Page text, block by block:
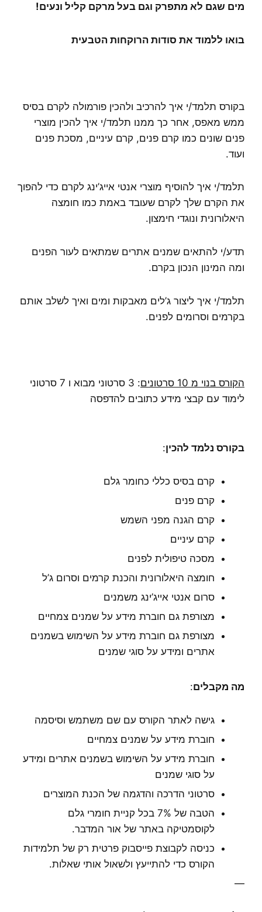
קוסמטיקה
לפנים
מים שגם לא מתפרק וגם בעל מרקם קליל ונעים!
בואו ללמוד את סודות הרוקחות הטבעית
בקורס תלמד/י איך להרכיב ולהכין פורמולה לקרם בסיס
ממש מאפס, אחר כך ממנו תלמד/י איך להכין מוצרי
פנים שונים כמו קרם פנים, קרם עיניים, מסכת פנים
ועוד.
תלמד/י איך להוסיף מוצרי אנטי אייג’ינג לקרם כדי להפוך
את הקרם שלך לקרם שעובד באמת כמו חומצה
היאלורונית ונוגדי חימצון.
תדע/י להתאים שמנים אתרים שמתאים לעור הפנים
ומה המינון הנכון בקרם.
תלמד/י איך ליצור ג’לים מאבקות ומים ואיך לשלב אותם
בקרמים וסרומים לפנים.
הקורס בנוי מ 10 סרטונים
: 3 סרטוני מבוא ו 7 סרטוני
לימוד עם קבצי מידע כתובים להדפסה
בקורס נלמד להכין:
קרם בסיס כללי כחומר גלם
קרם פנים
קרם הגנה מפני השמש
קרם עיניים
מסכה טיפולית לפנים
חומצה היאלורונית והכנת קרמים וסרום ג’ל
סרום אנטי אייג’ינג משמנים
מצורפת גם חוברת מידע על שמנים צמחיים
מצורפת גם חוברת מידע על השימוש בשמנים
אתרים ומידע על סוגי שמנים
מה מקבלים:
גישה לאתר הקורס עם שם משתמש וסיסמה
חוברת מידע על שמנים צמחיים
חוברת מידע על השימוש בשמנים אתרים ומידע
על סוגי שמנים
סרטוני הדרכה והדגמה של הכנת המוצרים
הטבה של 7% בכל קניית חומרי גלם
לקוסמטיקה באתר של אור המדבר.
כניסה לקבוצת פייסבוק פרטית רק של תלמידות
הקורס כדי להתייעץ ולשאול אותי שאלות.
—